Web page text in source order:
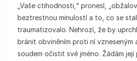
„Vaše ctihodnosti,“ pronesl,
beztrestnou minulostí a to, co se
traumatizovalo. Nehrozí, že by
bránit obviněním proti ní vzneseným
soudem očistit své jméno. Žádám